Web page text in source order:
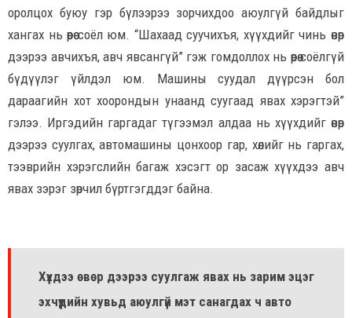
оролцох буюу гэр бүлээрээ зорчихдоо аюулгүй байдлыг
хангах нь өөрөө соёл юм. “Шахаад суучихъя, хүүхдийг чинь өвөр
дээрээ авчихъя, авч явсангүй” гэж гомдоллох нь өөрөө соёлгүй
бүдүүлэг үйлдэл юм. Машины суудал дүүрсэн бол
дараагийн хот хоорондын унаанд суугаад явах хэрэгтэй”
гэлээ. Иргэдийн гаргадаг түгээмэл алдаа нь хүүхдийг өвөр
дээрээ суулгах, автомашины цонхоор гар, хөлийг нь гаргах,
тээврийн хэрэгслийн багаж хэсэгт ор засаж хүүхдээ авч
явах зэрэг зөрчил бүртгэгддэг байна.
Хүүхдээ өвөр дээрээ суулгаж явах нь зарим эцэг
эхчүүдийн хувьд аюулгүй мэт санагдах ч авто